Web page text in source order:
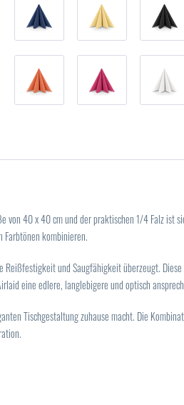
von 40 x 40 cm und der praktischen 1/4 Falz ist
Farbtönen kombinieren.
und Saugfähigkeit überzeugt.
eine edlere, langlebigere und optisch
Tischgestaltung zuhause macht. Die